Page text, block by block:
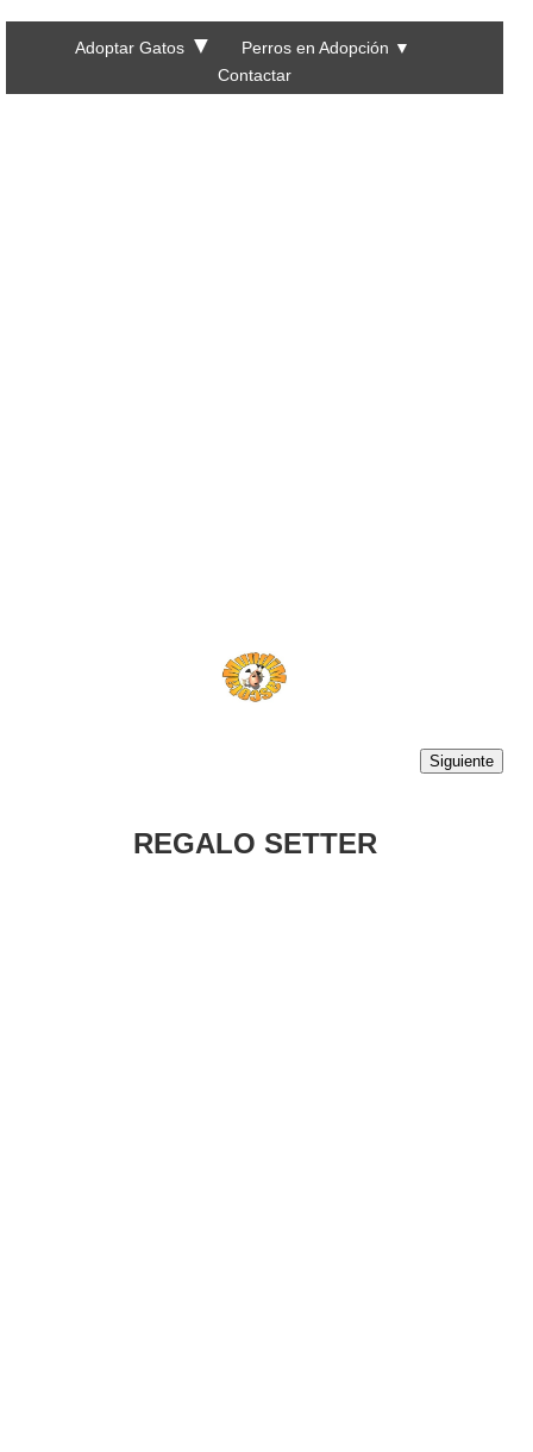
Adoptar Gatos ▼ Perros en Adopción ▼
Contactar
Siguiente
REGALO SETTER